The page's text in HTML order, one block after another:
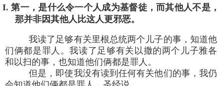
I. 第一，是什么令一个人成为基督徒，而其他人不是，
那并非因其他人比这人更邪恶。
我读了足够有关里根总统两个儿子的事，知道他
们俩都是罪人。我读了足够有关以撒的两个儿子雅各
和以扫的事，也知道他们俩都是罪人。
但是，即使我没有读到任何有关他们的事，我仍